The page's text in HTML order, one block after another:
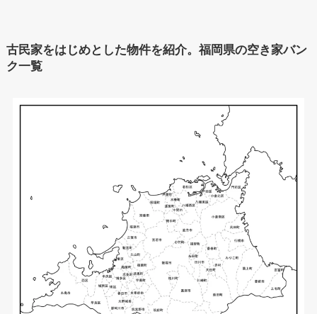
古民家をはじめとした物件を紹介。福岡県の空き家バン
ク一覧